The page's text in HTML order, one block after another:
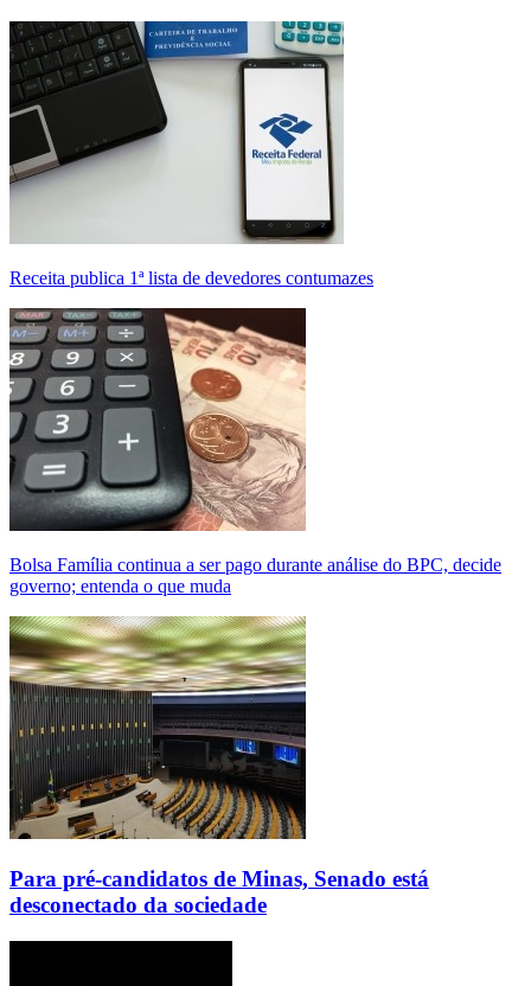
Receita publica 1ª lista de devedores contumazes
Bolsa Família continua a ser pago durante análise do BPC, decide
governo; entenda o que muda
Para pré-candidatos de Minas, Senado está
desconectado da sociedade